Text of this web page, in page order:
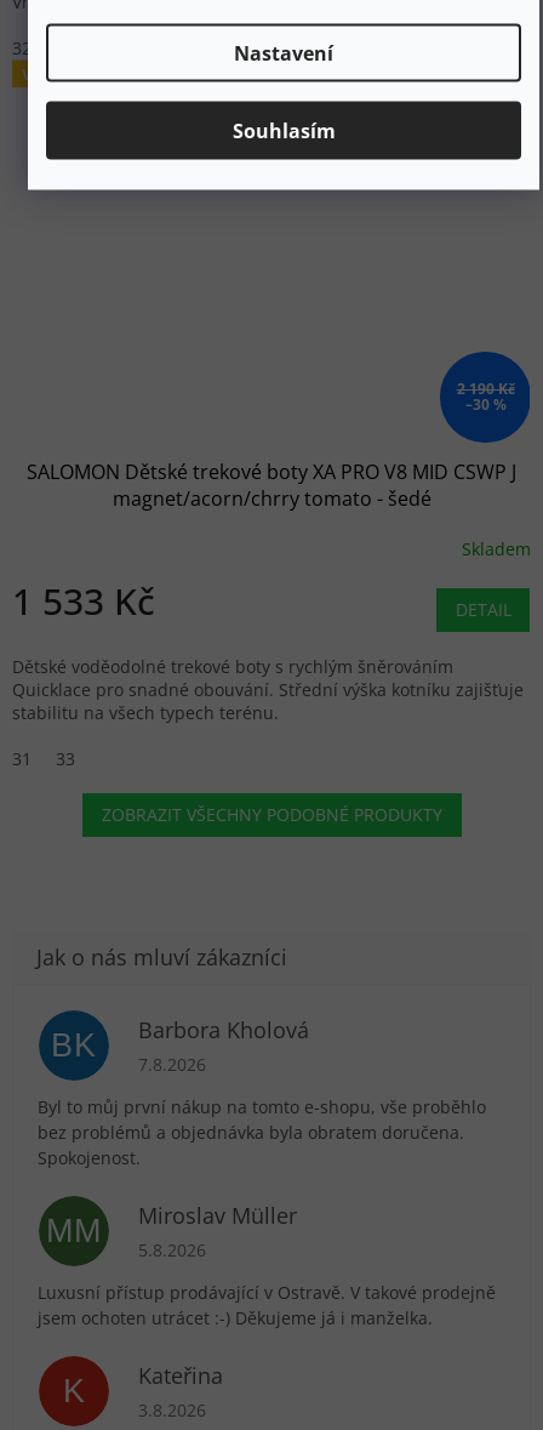
Nastavení
Souhlasím
32
Výprodej
2 190 Kč
–30 %
SALOMON Dětské trekové boty XA PRO V8 MID CSWP J
magnet/acorn/chrry tomato - šedé
Skladem
1 533 Kč DETAIL
Dětské voděodolné trekové boty s rychlým šněrováním
Quicklace pro snadné obouvání. Střední výška kotníku zajišťuje
stabilitu na všech typech terénu.
31
33
ZOBRAZIT VŠECHNY PODOBNÉ PRODUKTY
BK Barbora Kholová
Hodnocení obchodu je 5 z 5 hvězdiček.
7.8.2026
Byl to můj první nákup na tomto e-shopu, vše proběhlo
bez problémů a objednávka byla obratem doručena.
Spokojenost.
MM Miroslav Müller
Hodnocení obchodu je 5 z 5 hvězdiček.
5.8.2026
Luxusní přístup prodávající v Ostravě. V takové prodejně
jsem ochoten utrácet :-) Děkujeme já i manželka.
K Kateřina
Hodnocení obchodu je 5 z 5 hvězdiček.
3.8.2026